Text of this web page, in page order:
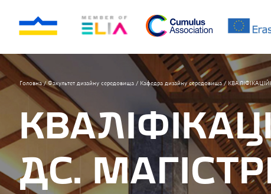
Головна/Факультет дизайну середовища / Кафедра дизайну середовища/
ДС.